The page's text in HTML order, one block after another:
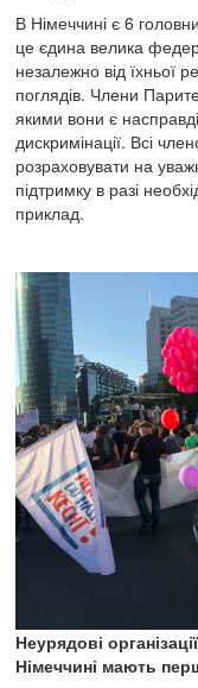
В Німеччині є 6
це єдина велика
незалежно від їхньої
поглядів. Члени
якими вони є
дискримінації. Всі
розраховувати на
підтримку в разі
приклад.
Неурядові
Німеччині мають